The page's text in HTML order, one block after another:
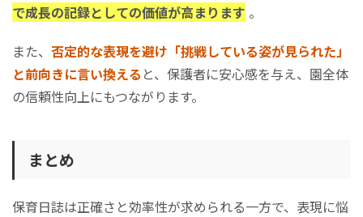
で成長の記録としての価値が高まります 。
また、 否定的な表現を避け「挑戦している姿が見られた」
と前向きに言い換える と、保護者に安心感を与え、園全体
の信頼性向上にもつながります。
まとめ
保育日誌は正確さと効率性が求められる一方で、表現に悩